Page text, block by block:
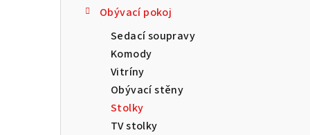
Obývací pokoj
Sedací soupravy
Komody
Vitríny
Obývací stěny
Stolky
TV stolky